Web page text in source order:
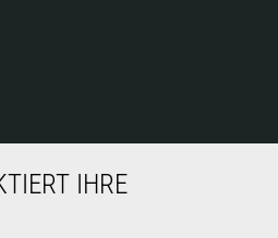
IHRE